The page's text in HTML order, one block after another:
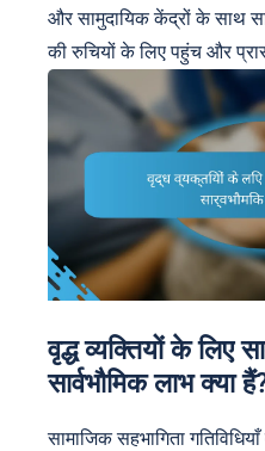
और सामुदायिक केंद्रों के साथ
की रुचियों के लिए पहुंच और
वृद्ध व्यक्तियों के लिए
सार्वभौमिक लाभ क्या
सामाजिक सहभागिता